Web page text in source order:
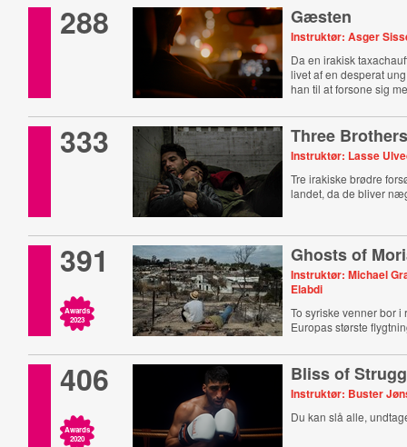
288 Gæsten
Instruktør: Asger
Da en irakisk
livet af ​​en desperat
han til at forsone sig
333 Three
Instruktør: Lasse
Tre irakiske brødre
landet, da de bliver
391
Awards
2023
Ghosts of
Instruktør: Michael
Elabdi
To syriske venner bor i
Europas største
406
Awards
2020
Bliss of
Instruktør: Buster
Du kan slå alle,